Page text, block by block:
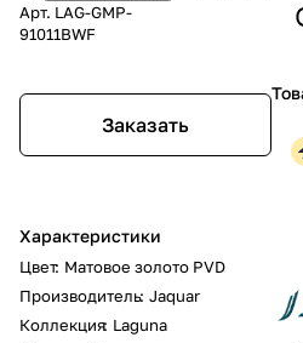
Арт. LAG-GMP-
91011BWF
Заказать
Характеристики
Цвет: Матовое золото PVD
Производитель: Jaquar
Коллекция: Laguna